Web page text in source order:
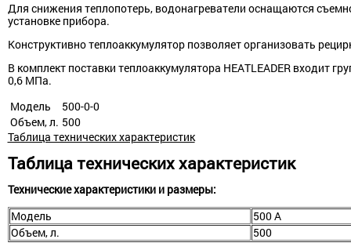
Для снижения теплопотерь, водонагреватели оснащаются
установке прибора.
Конструктивно теплоаккумулятор позволяет организовать
В комплект поставки теплоаккумулятора HEATLEADER входит
0,6 МПа.
Модель
500-0-0
Объем, л. 500
Таблица технических характеристик
Таблица технических характеристик
Технические характеристики и размеры:
Модель
500 A
Объем, л.
500